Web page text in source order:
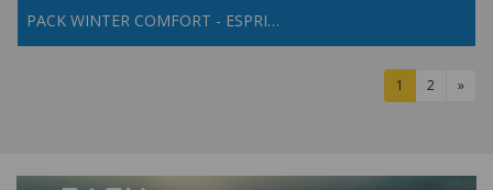
PACK WINTER COMFORT - ESPRI…
1 2 »